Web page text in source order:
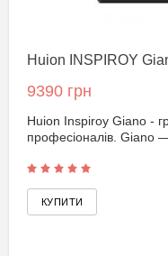
Huion INSPIROY
9390 грн
Huion Inspiroy Giano -
професіоналів. Giano